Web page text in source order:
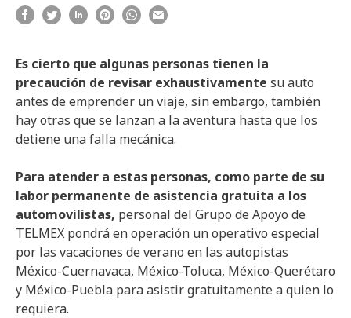
Es cierto que algunas personas tienen la
precaución de revisar exhaustivamente su auto
antes de emprender un viaje, sin embargo, también
hay otras que se lanzan a la aventura hasta que los
detiene una falla mecánica.
Para atender a estas personas, como parte de su
labor permanente de asistencia gratuita a los
automovilistas, personal del Grupo de Apoyo de
TELMEX pondrá en operación un operativo especial
por las vacaciones de verano en las autopistas
México-Cuernavaca, México-Toluca, México-Querétaro
y México-Puebla para asistir gratuitamente a quien lo
requiera.